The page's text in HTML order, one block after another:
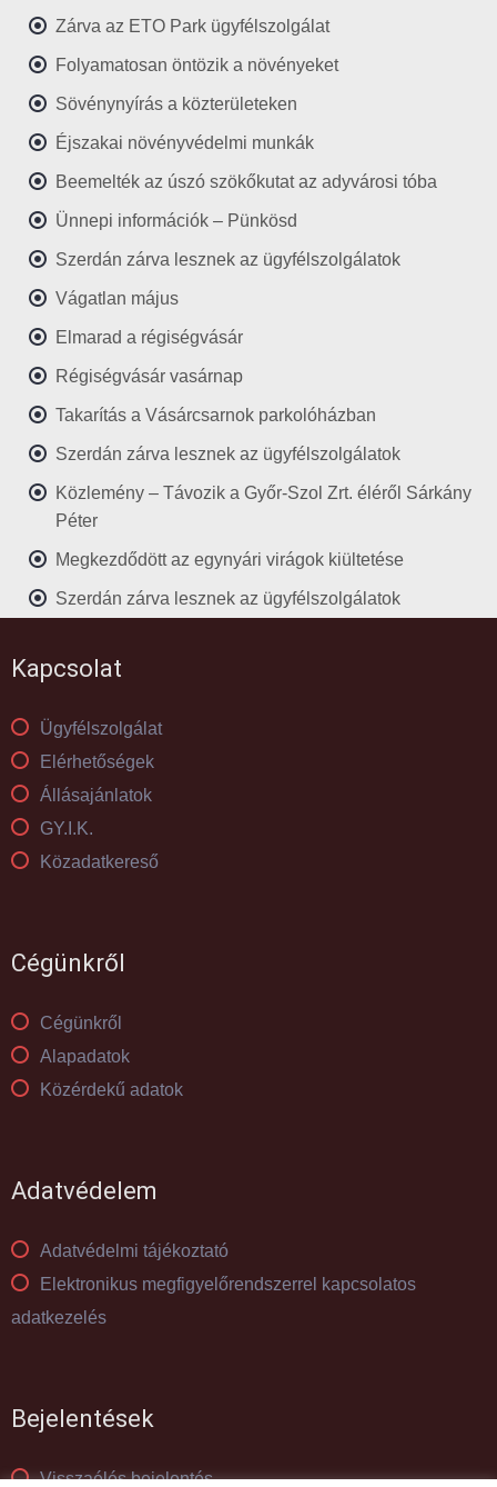
Zárva az ETO Park ügyfélszolgálat
Folyamatosan öntözik a növényeket
Sövénynyírás a közterületeken
Éjszakai növényvédelmi munkák
Beemelték az úszó szökőkutat az adyvárosi tóba
Ünnepi információk – Pünkösd
Szerdán zárva lesznek az ügyfélszolgálatok
Vágatlan május
Elmarad a régiségvásár
Régiségvásár vasárnap
Takarítás a Vásárcsarnok parkolóházban
Szerdán zárva lesznek az ügyfélszolgálatok
Közlemény – Távozik a Győr-Szol Zrt. éléről Sárkány
Péter
Megkezdődött az egynyári virágok kiültetése
Szerdán zárva lesznek az ügyfélszolgálatok
Kapcsolat
Ügyfélszolgálat
Elérhetőségek
Állásajánlatok
GY.I.K.
Közadatkereső
Cégünkről
Cégünkről
Alapadatok
Közérdekű adatok
Adatvédelem
Adatvédelmi tájékoztató
Elektronikus megfigyelőrendszerrel kapcsolatos
adatkezelés
Bejelentések
Visszaélés bejelentés